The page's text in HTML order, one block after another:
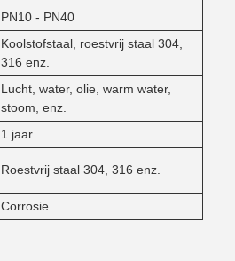
PN10 - PN40
Koolstofstaal, roestvrij staal 304,
316 enz.
Lucht, water, olie, warm water,
stoom, enz.
1 jaar
Roestvrij staal 304, 316 enz.
Corrosie